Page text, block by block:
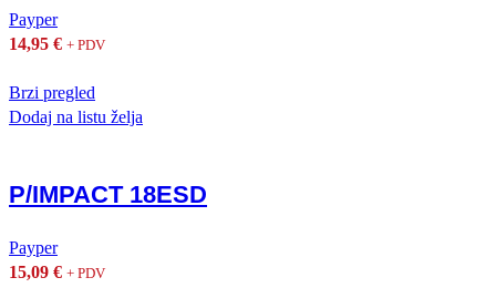
Payper
14,95 € + PDV
Brzi pregled
Dodaj na listu želja
P/IMPACT 18ESD
Payper
15,09 € + PDV